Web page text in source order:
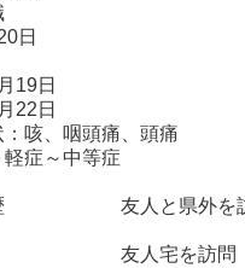
職
日
日
日
、咽頭痛、頭痛
～中等症
友人と県外を訪問
問（5月